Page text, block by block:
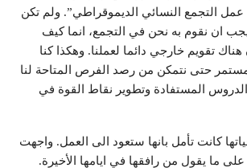
عمل التجمع النسائي الديموقراطي”. ولم تكن
يجب ان نقوم به نحن في التجمع، انما كيف
هناك تقويم خارجي دائما لعملنا. وهكذا كنا
حتى نتمكن من رصد الفرص المتاحة لنا
المستفادة وتطوير نقاط القوة في
كانت تأمل بانها ستعود الى العمل. واجهت
على ما يقول من رافقها في ايامها الأخيرة.